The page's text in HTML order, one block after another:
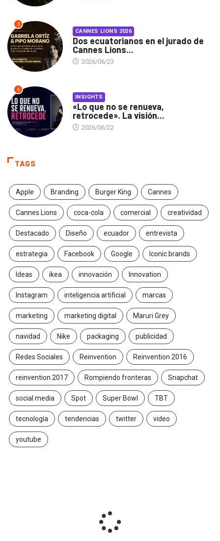
3
CANNES LIONS 2026
Dos ecuatorianos en el jurado de
Cannes Lions...
2026/06/23
4
INSIGHTS
«Lo que no se renueva,
retrocede». La visión...
2026/06/22
TAGS
Apple Branding Burger King Cannes
Cannes Lions coca-cola comercial creatividad
Destacado Diseño ecuador entrevista
estrategia Facebook Google Iconic brands
Ideas ikea innovación Innovation
Instagram inteligencia artificial marcas
marketing marketing digital Maruri Grey
navidad Nike packaging publicidad
Redes Sociales Reinvention Reinvention 2016
reinvention 2017 Rompiendo fronteras Snapchat
social media Spot Super Bowl TBT
tecnología tendencias twitter video
youtube